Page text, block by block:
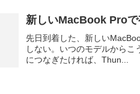
新しいMacBook Pro
先日到着した、新しい
しない。いつのモデルから
につなぎたければ、Thun...